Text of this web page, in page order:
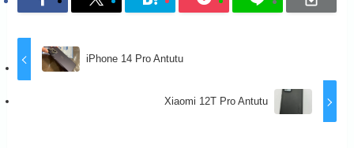
iPhone 14 Pro Antutu
Xiaomi 12T Pro Antutu